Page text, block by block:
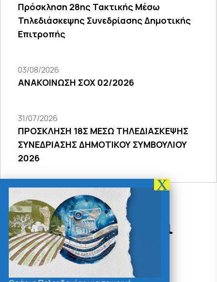
Πρόσκληση 28ης Τακτικής Μέσω
Τηλεδιάσκεψης Συνεδρίασης Δημοτικής
Επιτροπής
03/08/2026
ΑΝΑΚΟΙΝΩΣΗ ΣΟΧ 02/2026
31/07/2026
ΠΡΟΣΚΛΗΣΗ 18Σ ΜΕΣΩ ΤΗΛΕΔΙΑΣΚΕΨΗΣ
ΣΥΝΕΔΡΙΑΣΗΣ ΔΗΜΟΤΙΚΟΥ ΣΥΜΒΟΥΛΙΟΥ
2026
Δράσεις - Χρήσιμοι
Σύνδεσμοι